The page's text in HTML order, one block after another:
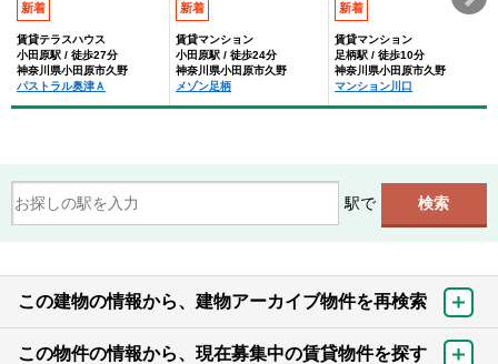
新着
賃貸テラスハウス
小田原駅 / 徒歩27分
神奈川県小田原市久野
パストラル奥津Ａ
新着
賃貸マンション
小田原駅 / 徒歩24分
神奈川県小田原市久野
メゾン足柄
新着
賃貸マンション
足柄駅 / 徒歩10分
神奈川県小田原市久野
マンション川口
駅で
この建物の情報から、建物アーカイブ物件を再検索
この物件の情報から、現在募集中の賃貸物件を探す